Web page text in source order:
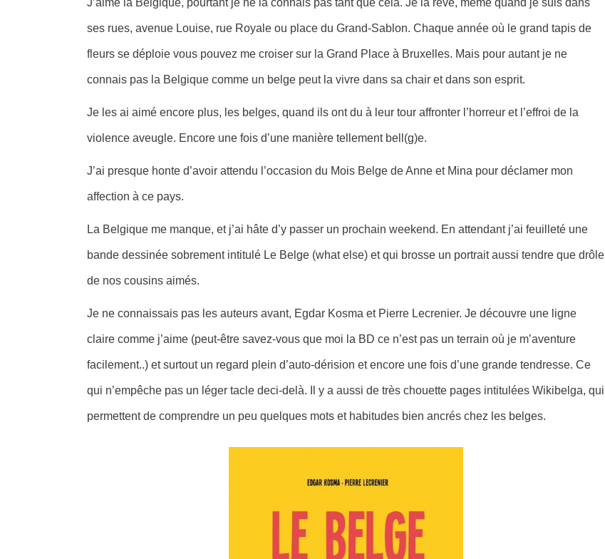
J’aime la Belgique, pourtant je ne la connais pas tant que cela. Je la rêve, même quand je suis dans
ses rues, avenue Louise, rue Royale ou place du Grand-Sablon. Chaque année où le grand tapis de
fleurs se déploie vous pouvez me croiser sur la Grand Place à Bruxelles. Mais pour autant je ne
connais pas la Belgique comme un belge peut la vivre dans sa chair et dans son esprit.
Je les ai aimé encore plus, les belges, quand ils ont du à leur tour affronter l’horreur et l’effroi de la
violence aveugle. Encore une fois d’une manière tellement bell(g)e.
J’ai presque honte d’avoir attendu l’occasion du Mois Belge de Anne et Mina pour déclamer mon
affection à ce pays.
La Belgique me manque, et j’ai hâte d’y passer un prochain weekend. En attendant j’ai feuilleté une
bande dessinée sobrement intitulé Le Belge (what else) et qui brosse un portrait aussi tendre que drôle
de nos cousins aimés.
Je ne connaissais pas les auteurs avant, Egdar Kosma et Pierre Lecrenier. Je découvre une ligne
claire comme j’aime (peut-être savez-vous que moi la BD ce n’est pas un terrain où je m’aventure
facilement..) et surtout un regard plein d’auto-dérision et encore une fois d’une grande tendresse. Ce
qui n’empêche pas un léger tacle deci-delà. Il y a aussi de très chouette pages intitulées Wikibelga, qui
permettent de comprendre un peu quelques mots et habitudes bien ancrés chez les belges.